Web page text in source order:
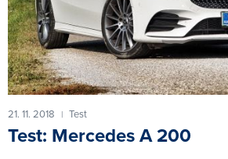
21. 11. 2018 | Test
Test: Mercedes A 200